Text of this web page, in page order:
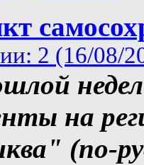
2 (16/08/
на
(по-